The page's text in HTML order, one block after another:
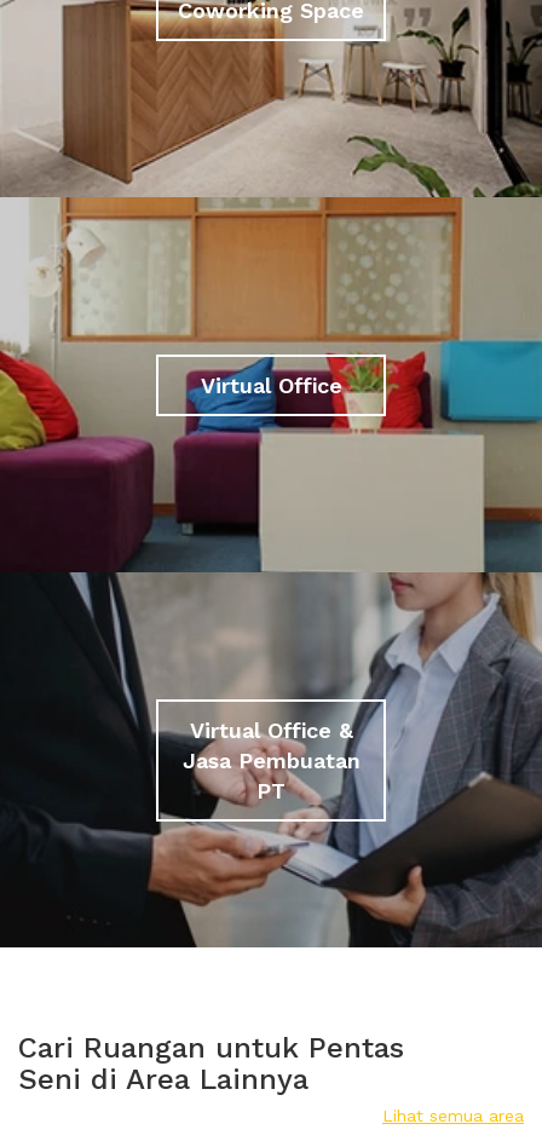
Coworking Space
Virtual Office
Virtual Office &
Jasa Pembuatan
PT
Cari Ruangan untuk Pentas
Seni di Area Lainnya
Lihat semua area